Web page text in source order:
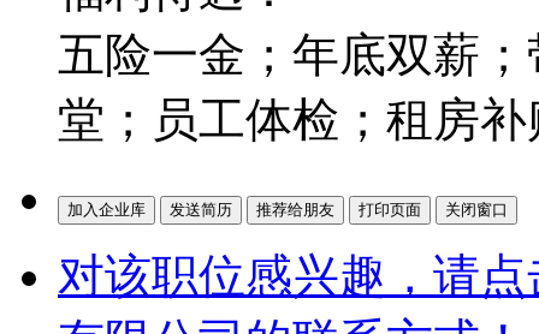
五险一金；年底双薪
堂；员工体检；租房
对该职位感兴趣，请